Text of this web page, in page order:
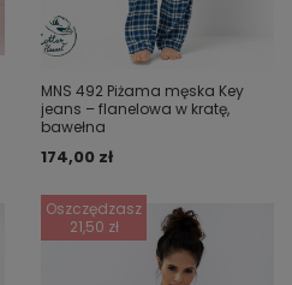
MNS 492 Piżama męska Key
jeans – flanelowa w kratę,
bawełna
174,00 zł
Oszczędzasz
21,50 zł